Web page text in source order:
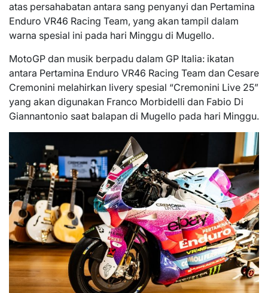
atas persahabatan antara sang penyanyi dan Pertamina
Enduro VR46 Racing Team, yang akan tampil dalam
warna spesial ini pada hari Minggu di Mugello.
MotoGP dan musik berpadu dalam GP Italia: ikatan
antara Pertamina Enduro VR46 Racing Team dan Cesare
Cremonini melahirkan livery spesial “Cremonini Live 25”
yang akan digunakan Franco Morbidelli dan Fabio Di
Giannantonio saat balapan di Mugello pada hari Minggu.